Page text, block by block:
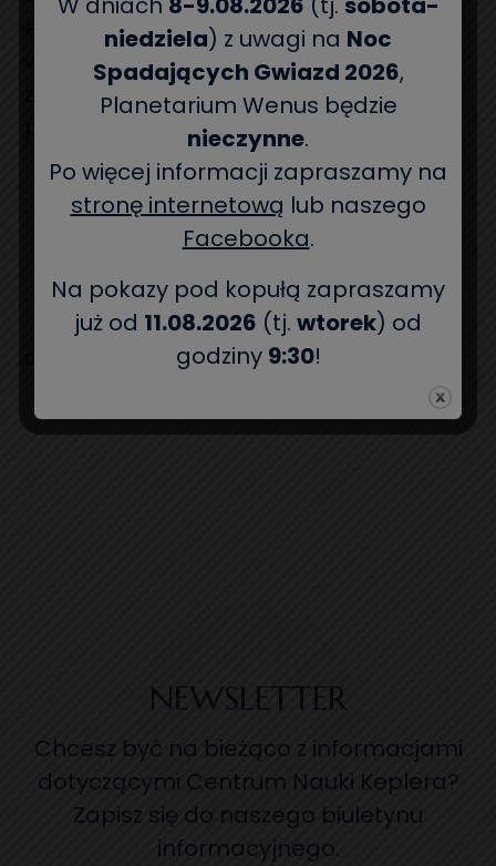
eksponatów interaktywnych, seansów
wyświetlanych na kopule planetaryjnej,
zajęć edukacyjnych, czy wydarzeń
popularyzujących naukę.
CZYTAJ WIĘCEJ O CENTRUM
NEWSLETTER
Chcesz być na bieżąco z informacjami
dotyczącymi Centrum Nauki Keplera?
Zapisz się do naszego biuletynu
informacyjnego.
niedziela) z uwagi na Noc
Spadających Gwiazd 2026,
Planetarium Wenus będzie
nieczynne.
Po więcej informacji zapraszamy na
stronę internetową lub naszego
Facebooka.
Na pokazy pod kopułą zapraszamy
już od 11.08.2026 (tj. wtorek) od
godziny 9:30!